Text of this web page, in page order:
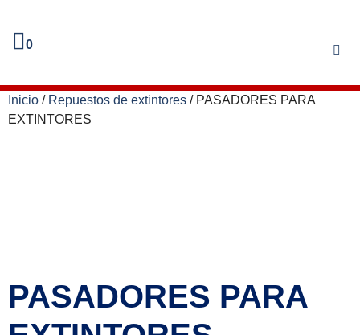
0
Inicio / Repuestos de extintores / PASADORES PARA
EXTINTORES
PASADORES PARA